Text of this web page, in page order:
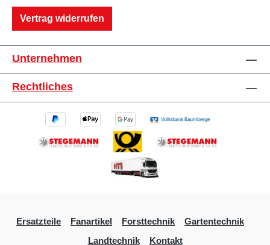
Vertrag widerrufen
Unternehmen
Rechtliches
Ersatzteile Fanartikel Forsttechnik
Gartentechnik
Landtechnik
Kontakt